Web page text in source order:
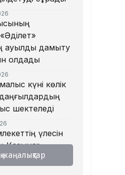
ауылды дамыту
қолдады
күні көлік
шектеледі
үлесін
Қазына»
жаңалықтар